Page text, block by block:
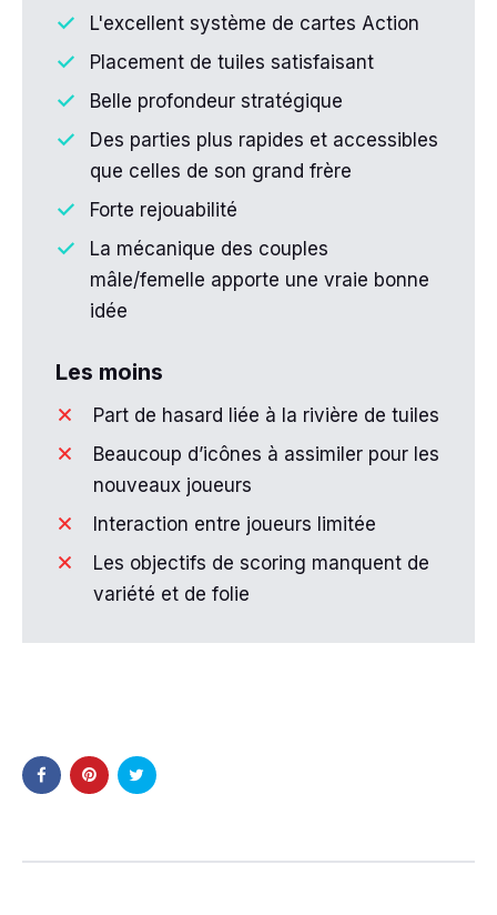
L'excellent système de cartes Action
Placement de tuiles satisfaisant
Belle profondeur stratégique
Des parties plus rapides et accessibles
que celles de son grand frère
Forte rejouabilité
La mécanique des couples
mâle/femelle apporte une vraie bonne
idée
Les moins
Part de hasard liée à la rivière de tuiles
Beaucoup d’icônes à assimiler pour les
nouveaux joueurs
Interaction entre joueurs limitée
Les objectifs de scoring manquent de
variété et de folie